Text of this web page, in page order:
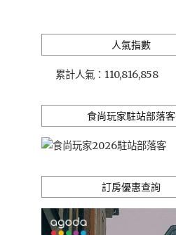
人氣指數
累計人氣： 110,816,858
食尚玩家駐站部落客
訂房優惠查詢